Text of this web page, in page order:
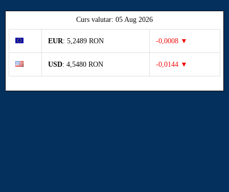
Curs valutar: 05 Aug 2026
EUR: 5,2489 RON -0,0008 ▼
USD: 4,5480 RON -0,0144 ▼